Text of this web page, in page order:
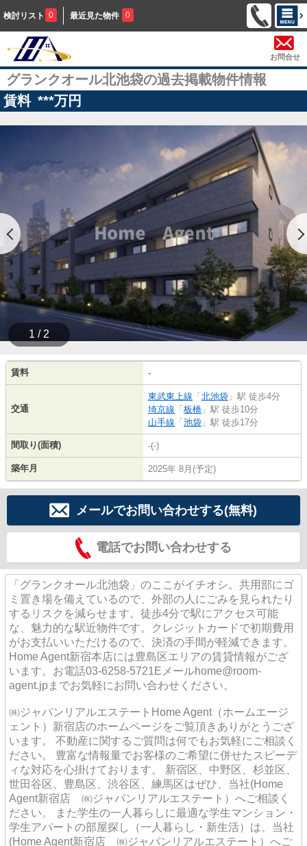
検討リスト 0 最近見た物件 0
お問合せ
グランクオール北池袋の過去掲載物件情報
賃料 ***万円
1 / 2
賃料 -
交通
東武東上線 「 北池袋 」駅 徒歩4分
埼京線 「 板橋 」駅 徒歩10分
山手線 「 池袋 」駅 徒歩17分
間取り(面積) -(-)
築年月 2025年 8月(予定)
メールでお問い合わせする(無料)
電話でお問い合わせする
「グランクオール北池袋」のここがイチオシ。共用部にゴ
ミ置き場を備えているので、外部の人にごみを見られたり
するリスクを減らせます。徒歩4分で駅にアクセス可能
な、魅力的な駅近物件です。クレジットカードで初期費用
がお支払いいただけるので、決済の手間が軽減できます。
Home Agent新宿本店には豊島区エリアの賃貸情報がござ
います。お電話03-6258-5721Eメールhome@room-
agent.jpまでお気軽にお問い合わせください。
㈱ジャパンリアルエステートHome Agent（ホームエージ
ェント）新宿店のホームページをご覧頂きありがとうござ
います。 不動産に関するご質問は何でもお気軽にご相談く
ださい。 豊富な情報量でお客様のご希望に併せたスピーデ
ィな対応を心掛けております。 新宿区、中野区、杉並区、
世田谷区、豊島区、渋谷区、練馬区はぜひ、当社(Home
Agent新宿店 ㈱ジャパンリアルエステート）へご相談く
ださい。 また学生の一人暮らしに最適な学生マンション・
学生アパートの部屋探し（一人暮らし・新生活）は、当社
(Home Agent新宿店 ㈱ジャパンリアルエステート）へご